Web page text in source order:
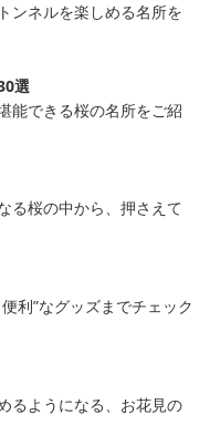
ンネルを楽しめる名所を
選
能できる桜の名所をご紹
る桜の中から、押さえて
利”なグッズまでチェック
るようになる、お花見の